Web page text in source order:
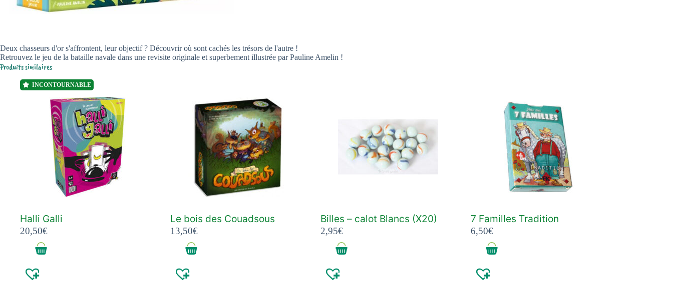
Deux chasseurs d'or s'affrontent, leur objectif ? Découvrir où sont cachés les trésors de l'autre !
Retrouvez le jeu de la bataille navale dans une revisite originale et superbement illustrée par Pauline Amelin !
Produits similaires
INCONTOURNABLE
Halli Galli
20,50€
Le bois des Couadsous
13,50€
Billes – calot Blancs (X20)
2,95€
7 Familles Tradition
6,50€